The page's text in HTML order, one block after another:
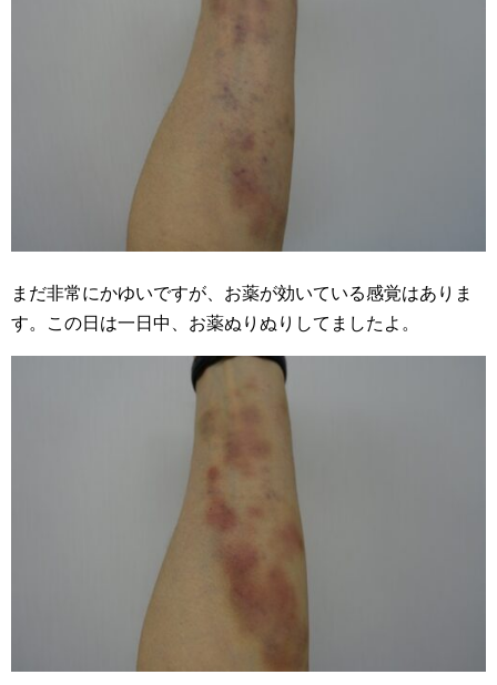
まだ非常にかゆいですが、お薬が効いている感覚はありま
す。この日は一日中、お薬ぬりぬりしてましたよ。